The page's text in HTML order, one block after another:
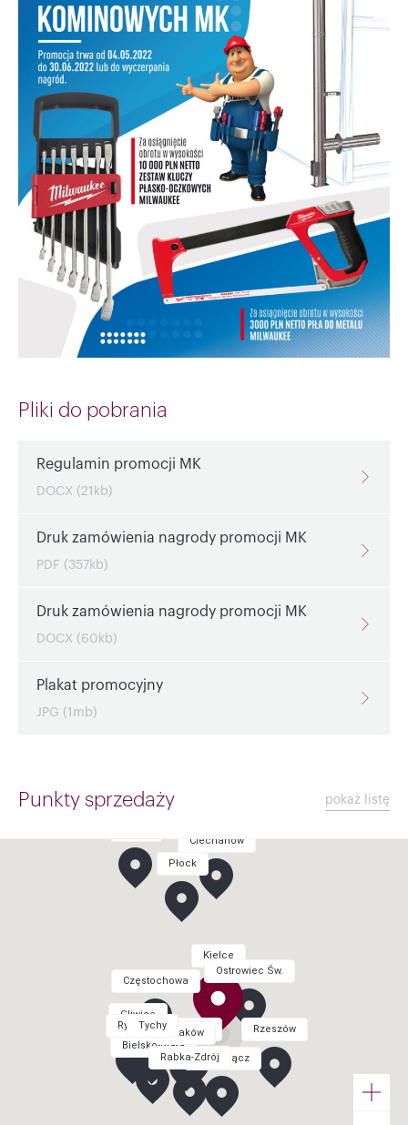
Pliki do pobrania
Regulamin promocji MK
DOCX (21kb)
Druk zamówienia nagrody promocji MK
PDF (357kb)
Druk zamówienia nagrody promocji MK
DOCX (60kb)
Plakat promocyjny
JPG (1mb)
Punkty sprzedaży pokaż listę
Kielce
Bielsko-Biała
Ciechanów
Częstochowa
Gliwice
Kraków
Kraków
Nowy Sącz
Ostrowiec Św.
Płock
Rabka-Zdrój
Rybnik Rzeszów
Tychy